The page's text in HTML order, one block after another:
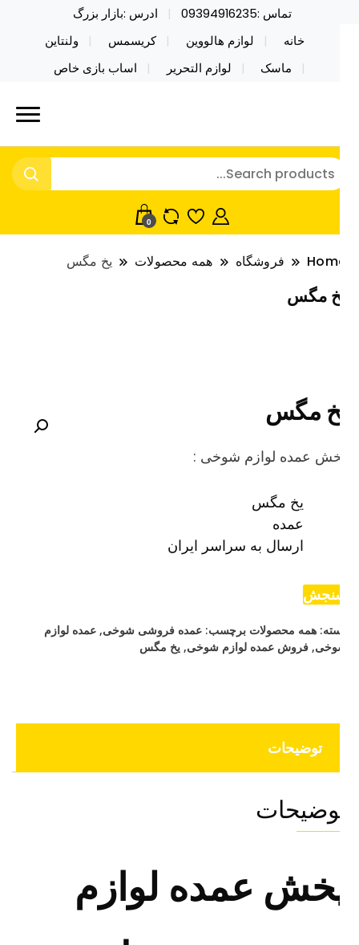
تماس :09394916235
ادرس :بازار بزرگ
خانه
لوازم هالووین کریسمس
ولنتاین
ماسک
لوازم التحریر اساب بازی خاص
تاین کادویی کریسمس اکسسوری
محصولات خاص فیجت اسباب بازی تراول ماگ نایکر
فروش عمده لوازم هالووین ولن تاین کادویی
اکسسوری ماسک در واردات مستقیم
0
فروشگاه همه محصولات یخ مگس
مگس
مگس
عمده لوازم شوخی :
یخ مگس
عمده
ارسال به سراسر ایران
همه محصولات برچسب:عمده فروشی شوخی,عمده لوازم
,فروش عمده لوازم شوخی,یخ مگس
توضیحات
عمده لوازم